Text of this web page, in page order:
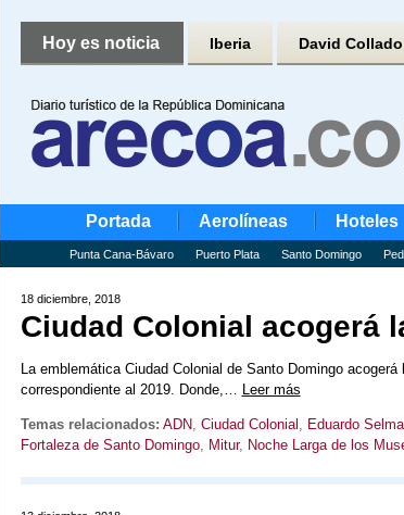
Hoy es noticia Iberia David Collado
Portada Aerolíneas Hoteles
Punta Cana-Bávaro Puerto Plata Santo Domingo
18 diciembre, 2018
Ciudad Colonial acogerá
La emblemática Ciudad Colonial de Santo Domingo
correspondiente al 2019. Donde,… Leer más
Temas relacionados: ADN, Ciudad Colonial , Eduardo
Fortaleza de Santo Domingo, Mitur, Noche Larga de los